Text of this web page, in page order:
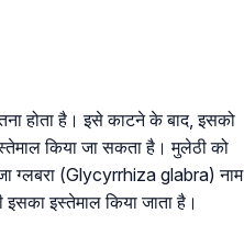
होता है। इसे काटने के बाद, इसको
किया जा सकता है। मुलेठी को
ग्लबरा (Glycyrrhiza glabra) नाम
इस्तेमाल किया जाता है।